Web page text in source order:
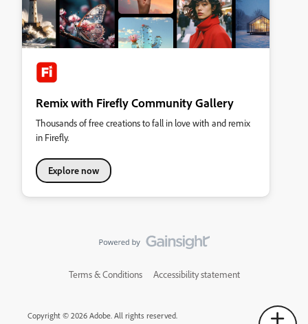
Remix with Firefly Community Gallery
Thousands of free creations to fall in love with and remix
in Firefly.
Explore now
Terms & Conditions Accessibility statement
Copyright © 2026 Adobe. All rights reserved.